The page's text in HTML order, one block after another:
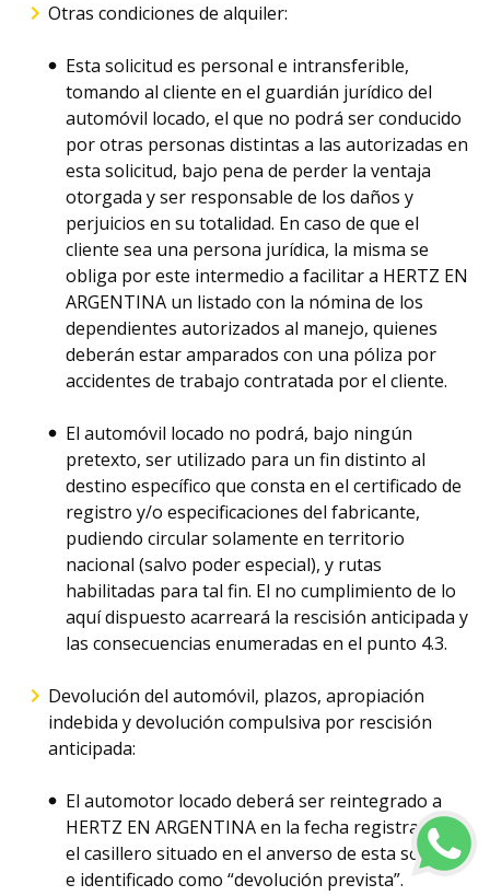
Otras condiciones de alquiler:
Esta solicitud es personal e intransferible,
tomando al cliente en el guardián jurídico del
automóvil locado, el que no podrá ser conducido
por otras personas distintas a las autorizadas en
esta solicitud, bajo pena de perder la ventaja
otorgada y ser responsable de los daños y
perjuicios en su totalidad. En caso de que el
cliente sea una persona jurídica, la misma se
obliga por este intermedio a facilitar a HERTZ EN
ARGENTINA un listado con la nómina de los
dependientes autorizados al manejo, quienes
deberán estar amparados con una póliza por
accidentes de trabajo contratada por el cliente.
El automóvil locado no podrá, bajo ningún
pretexto, ser utilizado para un fin distinto al
destino específico que consta en el certificado de
registro y/o especificaciones del fabricante,
pudiendo circular solamente en territorio
nacional (salvo poder especial), y rutas
habilitadas para tal fin. El no cumplimiento de lo
aquí dispuesto acarreará la rescisión anticipada y
las consecuencias enumeradas en el punto 4.3.
Devolución del automóvil, plazos, apropiación
indebida y devolución compulsiva por rescisión
anticipada:
El automotor locado deberá ser reintegrado a
HERTZ EN ARGENTINA en la fecha registrada en
el casillero situado en el anverso de esta solicitud
e identificado como “devolución prevista”.